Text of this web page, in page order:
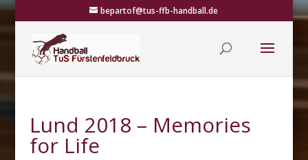
bepartof@tus-ffb-handball.de
Lund 2018 – Memories
for Life